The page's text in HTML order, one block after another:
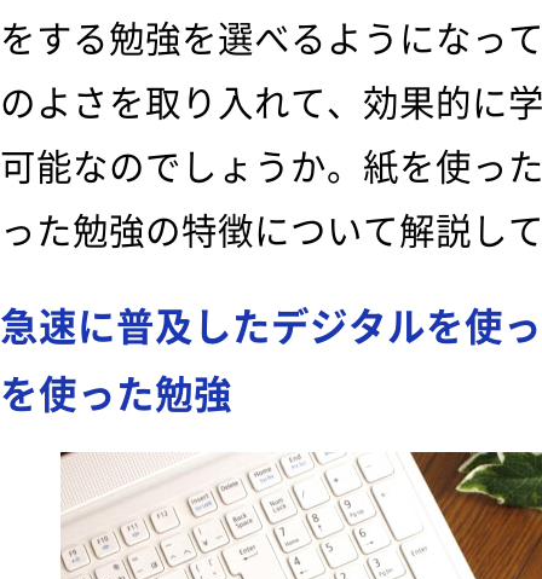
をする勉強を選べるようになっ
のよさを取り入れて、効果的に
可能なのでしょうか。紙を使っ
った勉強の特徴について解説し
急速に普及したデジタルを使
を使った勉強